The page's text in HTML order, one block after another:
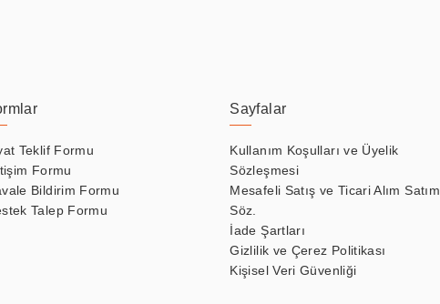
Teklif Formu
Formu
Bildirim Formu
Talep Formu
Sayfalar
Kullanım Koşulları ve Üyelik
Sözleşmesi
Mesafeli Satış ve Ticari Alım Satım
Söz.
İade Şartları
Gizlilik ve Çerez Politikası
Kişisel Veri Güvenliği